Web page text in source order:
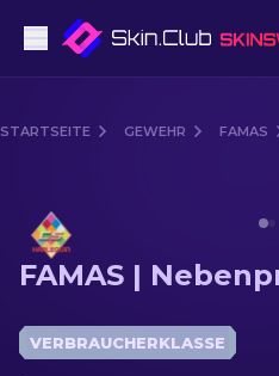
Messer
STARTSEITE GEWEHR FAMAS
FAMAS |
VERBRAUCHERKLASSE